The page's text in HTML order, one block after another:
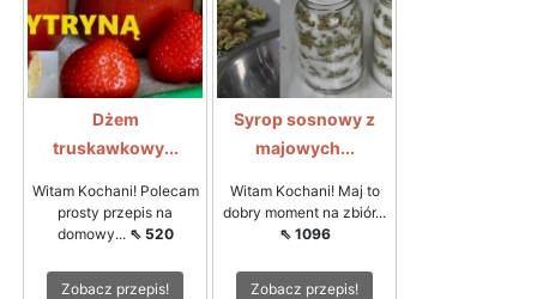
Dżem
truskawkowy...
Witam Kochani! Polecam
prosty przepis na
domowy... ⇖ 520
Zobacz przepis!
Syrop sosnowy z
majowych...
Witam Kochani! Maj to
dobry moment na zbiór...
⇖ 1096
Zobacz przepis!